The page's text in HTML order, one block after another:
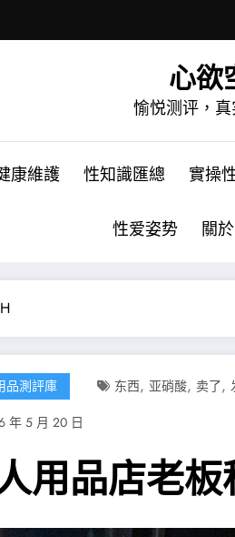
心欲
愉悦测评，
康維護 性知識匯總 實操
性爱姿势 關於
品測評庫 东西, 亚硝酸, 卖了,
年 5 月 20 日
用品店老板